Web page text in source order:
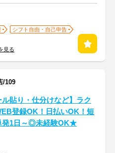
シフト自由・自己申告
見る
/109
ル貼り・仕分けなど】ラク
登録OK！日払いOK！短
発1日～◎未経験OK★